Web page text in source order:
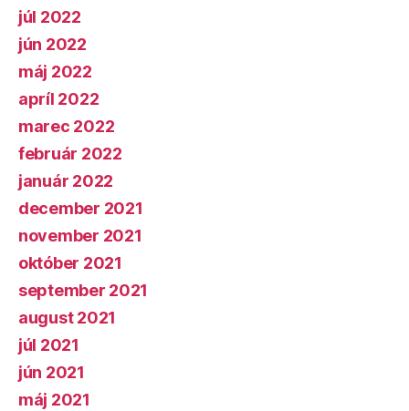
júl 2022
jún 2022
máj 2022
apríl 2022
marec 2022
február 2022
január 2022
december 2021
november 2021
október 2021
september 2021
august 2021
júl 2021
jún 2021
máj 2021